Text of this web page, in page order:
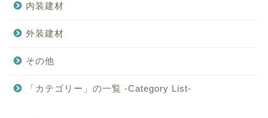
内装建材
外装建材
その他
「カテゴリー」の一覧 -Category List-